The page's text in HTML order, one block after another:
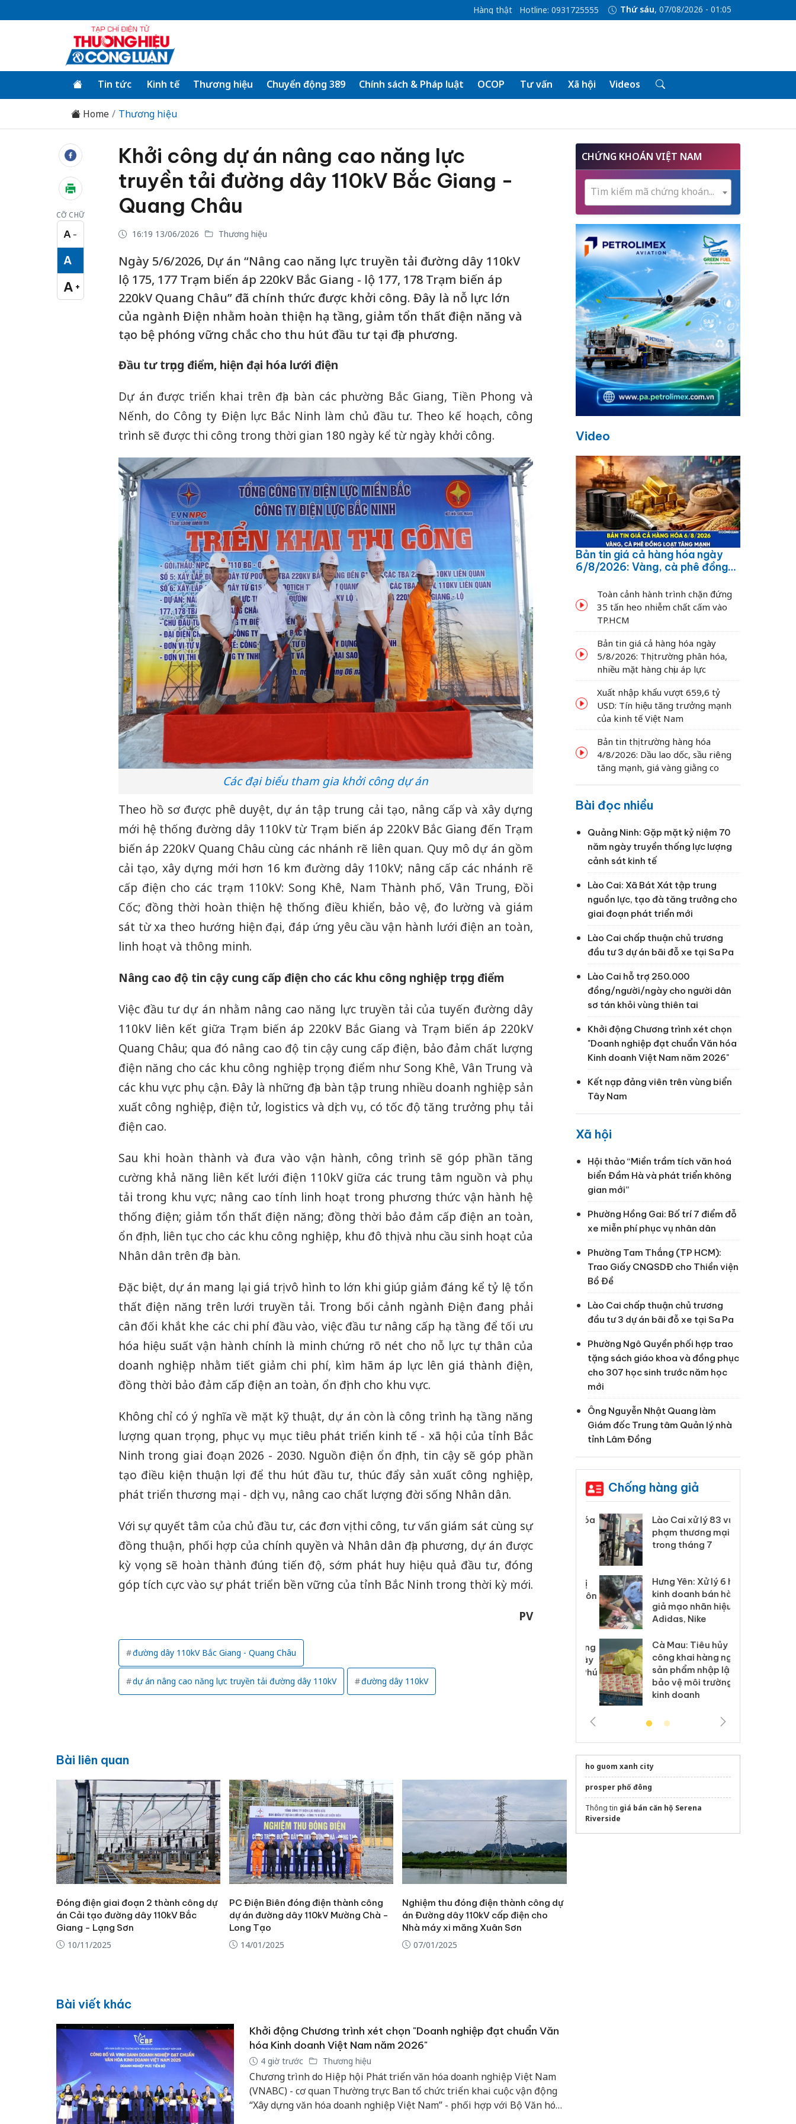
Hàng thật Hotline: 0931725555 Thứ sáu, 07/08/2026 - 01:05
Tin tức Kinh tế Thương hiệu Chuyển động 389 Chính sách & Pháp luật OCOP Tư vấn Xã hội Videos
Home Thương hiệu
CỠ CHỮ
A −
Cỡ chữ nhỏ
A
Cỡ chữ vừa
A +
Cỡ chữ lớn
Khởi công dự án nâng cao năng lực
truyền tải đường dây 110kV Bắc Giang -
Quang Châu
16:19 13/06/2026 Thương hiệu
Ngày 5/6/2026, Dự án “Nâng cao năng lực truyền tải đường dây 110kV
lộ 175, 177 Trạm biến áp 220kV Bắc Giang - lộ 177, 178 Trạm biến áp
220kV Quang Châu” đã chính thức được khởi công. Đây là nỗ lực lớn
của ngành Điện nhằm hoàn thiện hạ tầng, giảm tổn thất điện năng và
tạo bệ phóng vững chắc cho thu hút đầu tư tại địa phương.
Đầu tư trọng điểm, hiện đại hóa lưới điện
Dự án được triển khai trên địa bàn các phường Bắc Giang, Tiền Phong và
Nếnh, do Công ty Điện lực Bắc Ninh làm chủ đầu tư. Theo kế hoạch, công
trình sẽ được thi công trong thời gian 180 ngày kể từ ngày khởi công.
Các đại biểu tham gia khởi công dự án
Theo hồ sơ được phê duyệt, dự án tập trung cải tạo, nâng cấp và xây dựng
mới hệ thống đường dây 110kV từ Trạm biến áp 220kV Bắc Giang đến Trạm
biến áp 220kV Quang Châu cùng các nhánh rẽ liên quan. Quy mô dự án gồm
cải tạo, xây dựng mới hơn 16 km đường dây 110kV; nâng cấp các nhánh rẽ
cấp điện cho các trạm 110kV: Song Khê, Nam Thành phố, Vân Trung, Đồi
Cốc; đồng thời hoàn thiện hệ thống điều khiển, bảo vệ, đo lường và giám
sát từ xa theo hướng hiện đại, đáp ứng yêu cầu vận hành lưới điện an toàn,
linh hoạt và thông minh.
Nâng cao độ tin cậy cung cấp điện cho các khu công nghiệp trọng điểm
Việc đầu tư dự án nhằm nâng cao năng lực truyền tải của tuyến đường dây
110kV liên kết giữa Trạm biến áp 220kV Bắc Giang và Trạm biến áp 220kV
Quang Châu; qua đó nâng cao độ tin cậy cung cấp điện, bảo đảm chất lượng
điện năng cho các khu công nghiệp trọng điểm như Song Khê, Vân Trung và
các khu vực phụ cận. Đây là những địa bàn tập trung nhiều doanh nghiệp sản
xuất công nghiệp, điện tử, logistics và dịch vụ, có tốc độ tăng trưởng phụ tải
điện cao.
Sau khi hoàn thành và đưa vào vận hành, công trình sẽ góp phần tăng
cường khả năng liên kết lưới điện 110kV giữa các trung tâm nguồn và phụ
tải trong khu vực; nâng cao tính linh hoạt trong phương thức vận hành hệ
thống điện; giảm tổn thất điện năng; đồng thời bảo đảm cấp điện an toàn,
ổn định, liên tục cho các khu công nghiệp, khu đô thị và nhu cầu sinh hoạt của
Nhân dân trên địa bàn.
Đặc biệt, dự án mang lại giá trị vô hình to lớn khi giúp giảm đáng kể tỷ lệ tổn
thất điện năng trên lưới truyền tải. Trong bối cảnh ngành Điện đang phải
cân đối khắt khe các chi phí đầu vào, việc đầu tư nâng cấp hạ tầng để tối ưu
hóa hiệu suất vận hành chính là minh chứng rõ nét cho nỗ lực tự thân của
doanh nghiệp nhằm tiết giảm chi phí, kìm hãm áp lực lên giá thành điện,
đồng thời bảo đảm cấp điện an toàn, ổn định cho khu vực.
Không chỉ có ý nghĩa về mặt kỹ thuật, dự án còn là công trình hạ tầng năng
lượng quan trọng, phục vụ mục tiêu phát triển kinh tế - xã hội của tỉnh Bắc
Ninh trong giai đoạn 2026 - 2030. Nguồn điện ổn định, tin cậy sẽ góp phần
tạo điều kiện thuận lợi để thu hút đầu tư, thúc đẩy sản xuất công nghiệp,
phát triển thương mại - dịch vụ, nâng cao chất lượng đời sống Nhân dân.
Với sự quyết tâm của chủ đầu tư, các đơn vị thi công, tư vấn giám sát cùng sự
đồng thuận, phối hợp của chính quyền và Nhân dân địa phương, dự án được
kỳ vọng sẽ hoàn thành đúng tiến độ, sớm phát huy hiệu quả đầu tư, đóng
góp tích cực vào sự phát triển bền vững của tỉnh Bắc Ninh trong thời kỳ mới.
PV
đường dây 110kV Bắc Giang - Quang Châu
dự án nâng cao năng lực truyền tải đường dây 110kV đường dây 110kV
Bài liên quan
Đóng điện giai đoạn 2 thành công dự
án Cải tạo đường dây 110kV Bắc
Giang - Lạng Sơn
10/11/2025
PC Điện Biên đóng điện thành công
dự án đường dây 110kV Mường Chà -
Long Tạo
14/01/2025
Nghiệm thu đóng điện thành công dự
án Đường dây 110kV cấp điện cho
Nhà máy xi măng Xuân Sơn
07/01/2025
Bài viết khác
Khởi động Chương trình xét chọn "Doanh nghiệp đạt chuẩn Văn
hóa Kinh doanh Việt Nam năm 2026"
4 giờ trước Thương hiệu
Chương trình do Hiệp hội Phát triển văn hóa doanh nghiệp Việt Nam
(VNABC) - cơ quan Thường trực Ban tổ chức triển khai cuộc vận động
“Xây dựng văn hóa doanh nghiệp Việt Nam” - phối hợp với Bộ Văn hóa,
CHỨNG KHOÁN VIỆT NAM
Tìm kiếm mã chứng khoán...
Video
Bản tin giá cả hàng hóa ngày
6/8/2026: Vàng, cà phê đồng
Toàn cảnh hành trình chặn đứng
35 tấn heo nhiễm chất cấm vào
TP.HCM
Bản tin giá cả hàng hóa ngày
5/8/2026: Thị trường phân hóa,
nhiều mặt hàng chịu áp lực
Xuất nhập khẩu vượt 659,6 tỷ
USD: Tín hiệu tăng trưởng mạnh
của kinh tế Việt Nam
Bản tin thị trường hàng hóa
4/8/2026: Dầu lao dốc, sầu riêng
tăng mạnh, giá vàng giằng co
Bài đọc nhiều
Quảng Ninh: Gặp mặt kỷ niệm 70
năm ngày truyền thống lực lượng
cảnh sát kinh tế
Lào Cai: Xã Bát Xát tập trung
nguồn lực, tạo đà tăng trưởng cho
giai đoạn phát triển mới
Lào Cai chấp thuận chủ trương
đầu tư 3 dự án bãi đỗ xe tại Sa Pa
Lào Cai hỗ trợ 250.000
đồng/người/ngày cho người dân
sơ tán khỏi vùng thiên tai
Khởi động Chương trình xét chọn
"Doanh nghiệp đạt chuẩn Văn hóa
Kinh doanh Việt Nam năm 2026"
Kết nạp đảng viên trên vùng biển
Tây Nam
Xã hội
Hội thảo “Miền trầm tích văn hoá
biển Đầm Hà và phát triển không
gian mới”
Phường Hồng Gai: Bố trí 7 điểm đỗ
xe miễn phí phục vụ nhân dân
Phường Tam Thắng (TP HCM):
Trao Giấy CNQSDĐ cho Thiền viện
Bồ Đề
Lào Cai chấp thuận chủ trương
đầu tư 3 dự án bãi đỗ xe tại Sa Pa
Phường Ngô Quyền phối hợp trao
tặng sách giáo khoa và đồng phục
cho 307 học sinh trước năm học
mới
Ông Nguyễn Nhật Quang làm
Giám đốc Trung tâm Quản lý nhà
tỉnh Lâm Đồng
Chống hàng giả
Công an Thanh Hóa
tìm bị hại trong vụ
án sản xuất, buôn
Thanh Hóa: Tìm bị
Moyuum giả
Lào Cai xử lý 83 vụ vi
phạm thương mại
trong tháng 7
Hưng Yên: Xử lý 6 hộ
kinh doanh bán hàng
giả mạo nhãn hiệu
Adidas, Nike
Cà Mau: Tiêu hủy
công khai hàng ngàn
sản phẩm nhập lậu,
bảo vệ môi trường
kinh doanh
ho guom xanh city
prosper phố đông
Thông tin giá bán căn hộ Serena
Riverside